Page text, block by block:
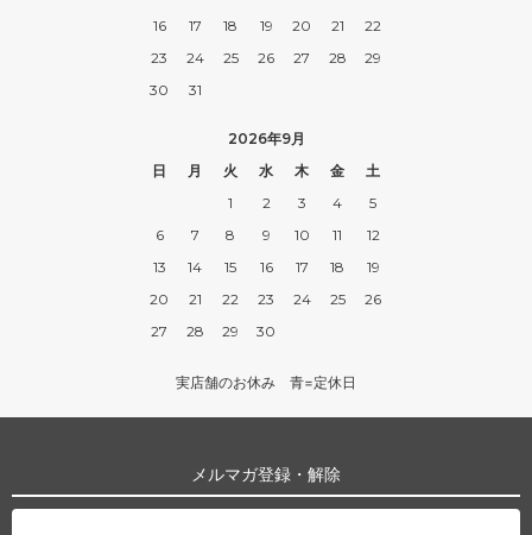
16
17 18 19 20 21
22
23
24 25 26 27 28
29
30
31
2026年9月
日
月 火 水 木 金
土
1
2 3 4
5
6
7 8 9 10 11
12
13
14 15 16 17 18
19
20
21 22 23 24 25
26
27
28 29 30
実店舗のお休み 青=定休日
メルマガ登録・解除